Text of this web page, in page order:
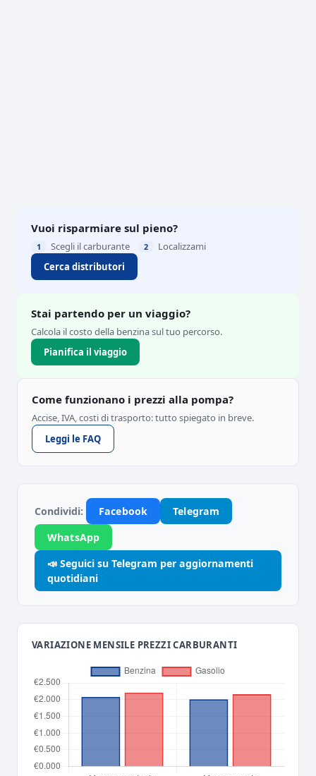
Vuoi risparmiare sul pieno?
1 Scegli il carburante 2
Localizzami
Cerca distributori
Stai partendo per un viaggio?
Calcola il costo della benzina sul tuo percorso.
Pianifica il viaggio
Come funzionano i prezzi alla pompa?
Accise, IVA, costi di trasporto: tutto spiegato in breve.
Leggi le FAQ
Condividi: Facebook
Telegram
WhatsApp
📣 Seguici su Telegram per aggiornamenti
quotidiani
VARIAZIONE MENSILE PREZZI CARBURANTI